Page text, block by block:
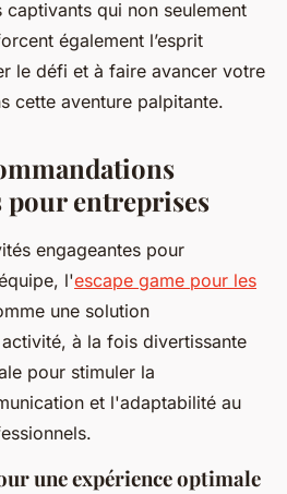
qui non seulement
également l’esprit
le défi et à faire avancer votre
cette aventure palpitante.
pour entreprises
engageantes pour
l'escape game pour les
une solution
à la fois divertissante
pour stimuler la
et l'adaptabilité au
une expérience optimale